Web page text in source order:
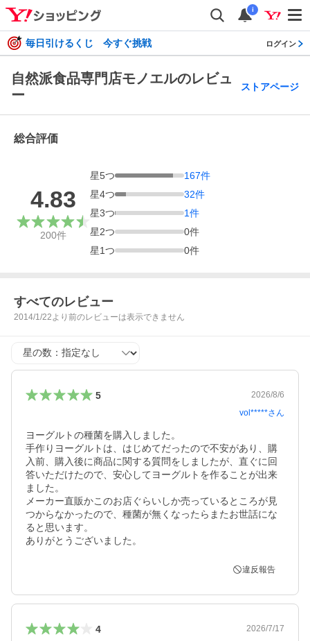
i
毎日引けるくじ 今すぐ挑戦 ログイン
自然派食品専門店モノエルのレビュ
ー
ストアページ
総合評価
4.83
200件
星5つ 167件
星4つ 32件
星3つ 1件
星2つ 0件
星1つ 0件
すべてのレビュー
2014/1/22より前のレビューは表示できません
星の数
5
2026/8/6
vol*****さん
ヨーグルトの種菌を購入しました。
手作りヨーグルトは、はじめてだったので不安があり、購
入前、購入後に商品に関する質問をしましたが、直ぐに回
答いただけたので、安心してヨーグルトを作ることが出来
ました。
メーカー直販かこのお店ぐらいしか売っているところが見
つからなかったので、種菌が無くなったらまたお世話にな
ると思います。
ありがとうございました。
違反報告
4
2026/7/17